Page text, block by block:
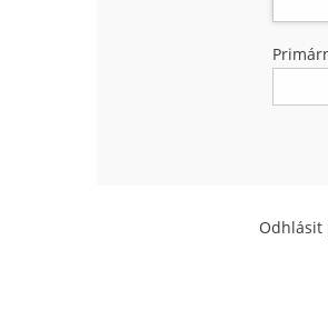
Odhlásit